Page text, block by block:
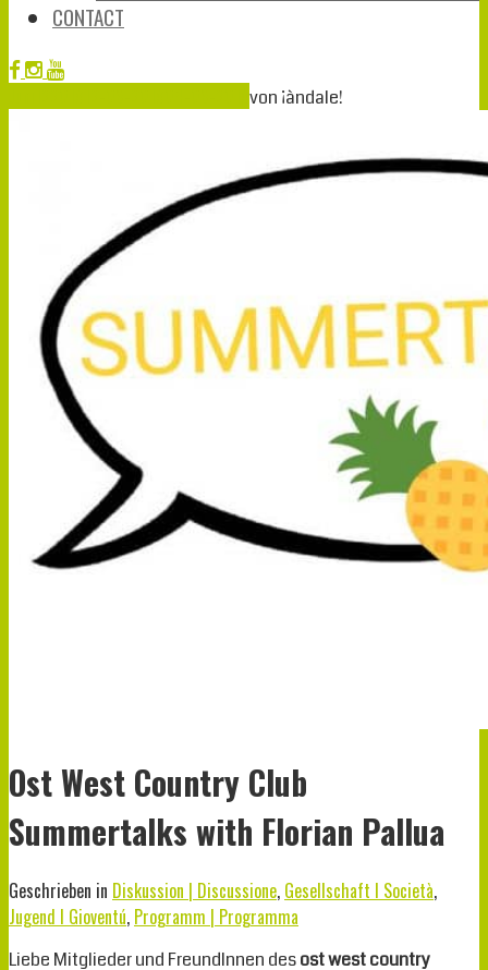
CONTACT
von ¡àndale!
Ost West Country Club
Summertalks with Florian Pallua
Geschrieben in Diskussion | Discussione, Gesellschaft I Società,
Jugend I Gioventú, Programm | Programma
Liebe Mitglieder und FreundInnen desost west country